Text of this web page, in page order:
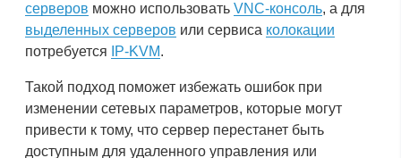
серверов можно использовать VNC-консоль, а для
выделенных серверов или сервиса колокации
потребуется
IP-KVM.
Такой подход поможет избежать ошибок при
изменении сетевых параметров, которые могут
привести к тому, что сервер перестанет быть
доступным для удаленного управления или